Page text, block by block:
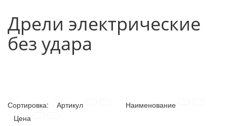
КРЕПЕЖ И СКОБЯНЫЕ ИЗДЕЛИЯ
ПОСУДА
Дрели электрические
без удара
Сортировка: Артикул
Наименование
Цена